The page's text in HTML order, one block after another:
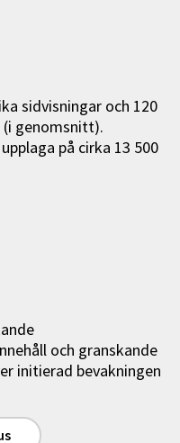
sidvisningar och 120
(i genomsnitt).
på cirka 13 500
och granskande
initierad bevakningen